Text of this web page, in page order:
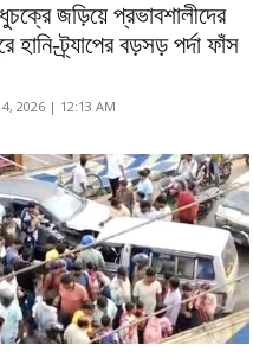
জড়িয়ে প্রভাবশালীদের
হানি-ট্র্যাপের বড়সড় পর্দা ফাঁস
2026 | 12:13 AM